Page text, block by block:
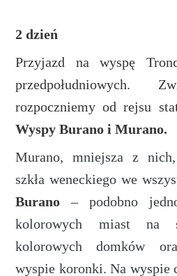
2 dzień
Przyjazd na wyspę
przedpołudniowych.
rozpoczniemy od rejsu
Wyspy Burano i Murano.
Murano, mniejsza z
szkła weneckiego we
Burano
– podobno
kolorowych miast na
kolorowych domków
wyspie koronki. Na wyspie